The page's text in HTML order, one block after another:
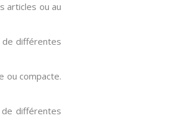
articles ou au
différentes
ou compacte.
différentes